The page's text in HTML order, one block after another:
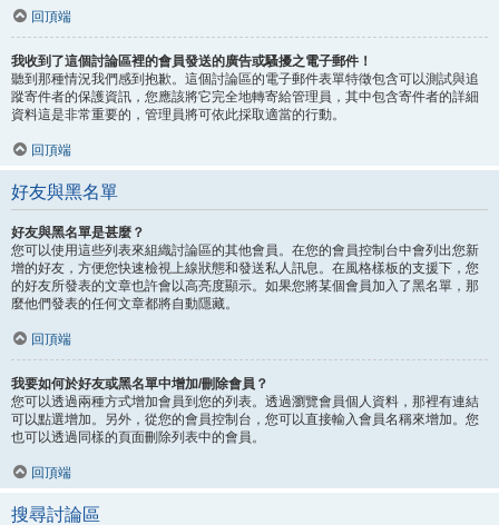
回頂端
我收到了這個討論區裡的會員發送的廣告或騷擾之電子郵件！
聽到那種情況我們感到抱歉。這個討論區的電子郵件表單特徵包含可以測試與追
蹤寄件者的保護資訊，您應該將它完全地轉寄給管理員，其中包含寄件者的詳細
資料這是非常重要的，管理員將可依此採取適當的行動。
回頂端
好友與黑名單
好友與黑名單是甚麼？
您可以使用這些列表來組織討論區的其他會員。在您的會員控制台中會列出您新
增的好友，方便您快速檢視上線狀態和發送私人訊息。在風格樣板的支援下，您
的好友所發表的文章也許會以高亮度顯示。如果您將某個會員加入了黑名單，那
麼他們發表的任何文章都將自動隱藏。
回頂端
我要如何於好友或黑名單中增加/刪除會員？
您可以透過兩種方式增加會員到您的列表。透過瀏覽會員個人資料，那裡有連結
可以點選增加。另外，從您的會員控制台，您可以直接輸入會員名稱來增加。您
也可以透過同樣的頁面刪除列表中的會員。
回頂端
搜尋討論區